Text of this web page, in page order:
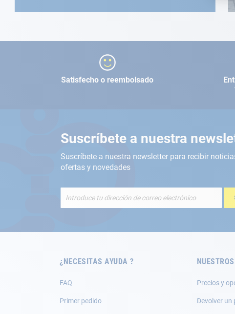
Satisfecho o reembolsado
Suscríbete a nuestra
Suscríbete a nuestra newsletter para recibir
ofertas y novedades
de
¿NECESITAS AYUDA ?
FAQ
Primer pedido
Precios y
Devolver